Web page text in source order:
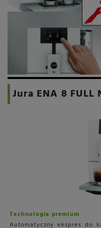
Jura ENA 8 FULL
Technologia premium
Automatyczny ekspres do